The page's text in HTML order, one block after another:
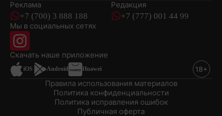
Реклама
+7 (700) 3 888 188
Редакция
+7 (777) 001 44 99
Мы в социальных сетях
Скачать наше приложениеновостей
iOS Android Huawei
Публичная оферта
Политика исправления ошибок
Политика конфиденциальности
Правила использования материалов